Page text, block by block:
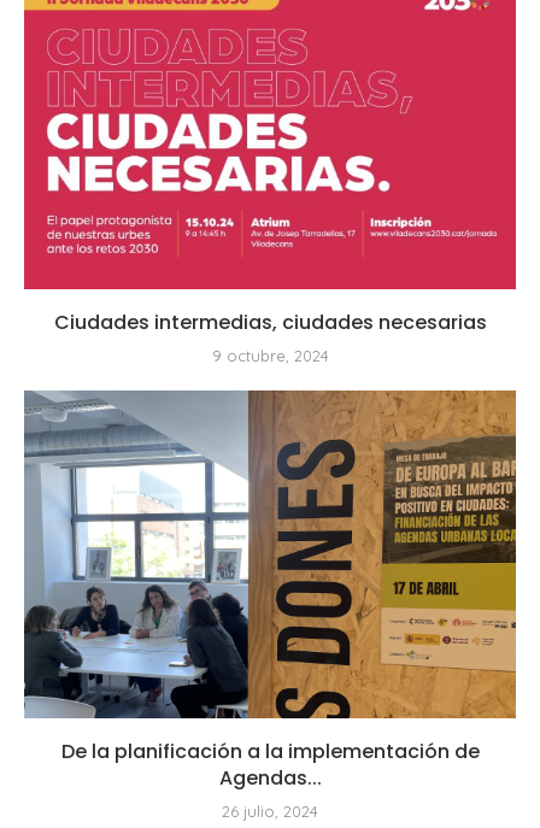
Ciudades intermedias, ciudades necesarias
9 octubre, 2024
De la planificación a la implementación de
Agendas...
26 julio, 2024